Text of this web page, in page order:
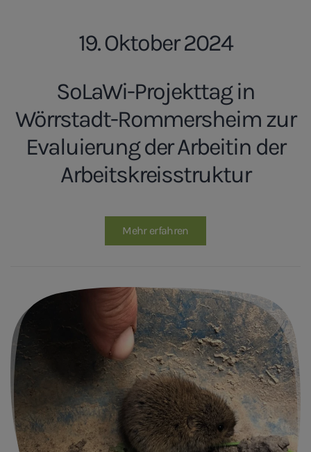
19. Oktober 2024
SoLaWi-Projekttag in
Wörrstadt-Rommersheim zur
Evaluierung der Arbeitin der
Arbeitskreisstruktur
Mehr erfahren